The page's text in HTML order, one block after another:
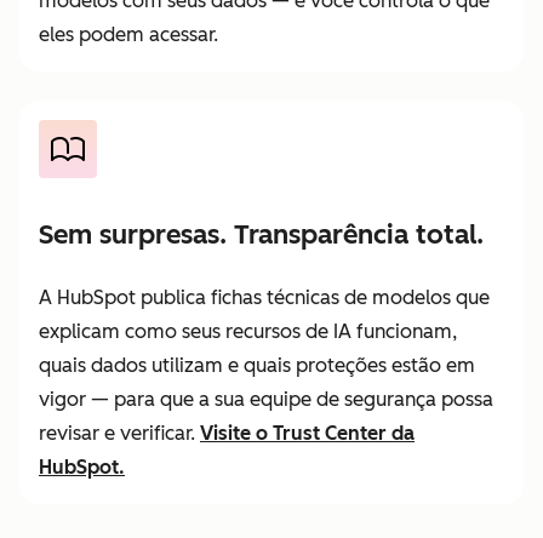
eles podem acessar.
Sem surpresas. Transparência total.
A HubSpot publica fichas técnicas de modelos que
explicam como seus recursos de IA funcionam,
quais dados utilizam e quais proteções estão em
vigor — para que a sua equipe de segurança possa
revisar e verificar. Visite o Trust Center da
HubSpot.